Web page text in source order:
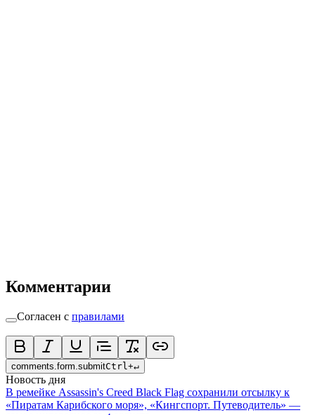
Комментарии
Согласен с правилами
comments.form.submitCtrl +↵
Новость дня
В ремейке Assassin's Creed Black Flag сохранили отсылку к
«Пиратам Карибского моря», «Кингспорт. Путеводитель» —